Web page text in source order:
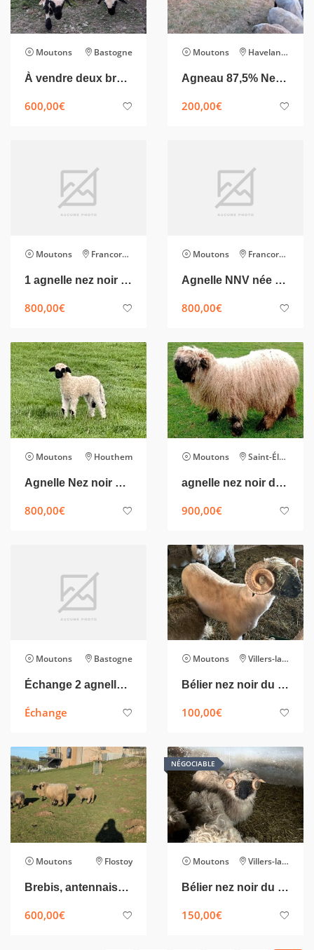
Moutons Bastogne
À vendre deux brebis Nez Noir du Valais, âgées de 3 ans, situées à Bastogne. Animaux calmes, en bonne santé, identifiés et bien entretenus. Vendues de préférence ensemble. Prix : à partir de 800 € par brebis (à adapter selon leur pedigree et leur statut reproducteur). Pour plus d’informations ou des photos, n’hésitez pas à me contacter
600,00€
Moutons Havelange
Agneau 87,5% Nez noir du valais 12,5% suffolk
200,00€
Moutons Francorchamps
1 agnelle nez noir du valais
800,00€
Moutons Francorchamps
Agnelle NNV née en avril dispo. pour juillet
800,00€
Moutons Houthem
Agnelle Nez noir du Valais
800,00€
Moutons Saint-Éloy-les-Mines
agnelle nez noir du valais
900,00€
Moutons Bastogne
Échange 2 agnelles nez noire du valais contre 2 agnelles nez noire du valais
Échange
Moutons Villers-la-Ville
Bélier nez noir du valais
100,00€
Moutons Flostoy
Brebis, antennaise et agnelle nez noir du Valais pure race
600,00€
NÉGOCIABLE
Moutons Villers-la-Ville
Bélier nez noir du valais
150,00€